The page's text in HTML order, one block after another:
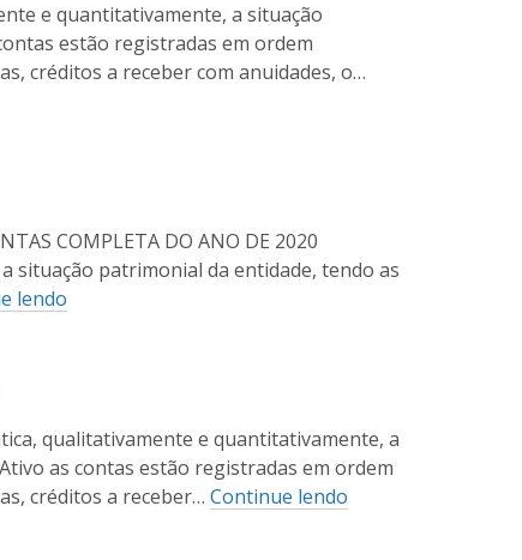
e quantitativamente, a situação
estão registradas em ordem
créditos a receber com anuidades, o…
COMPLETA DO ANO DE 2020
situação patrimonial da entidade, tendo as
lendo
qualitativamente e quantitativamente, a
as contas estão registradas em ordem
créditos a receber… Continue lendo